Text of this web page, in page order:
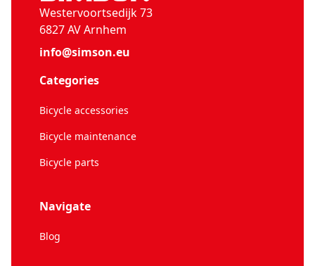
Westervoortsedijk 73
6827 AV Arnhem
info@simson.eu
Categories
Bicycle accessories
Bicycle maintenance
Bicycle parts
Navigate
Blog